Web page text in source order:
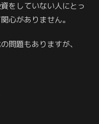
をしていない人にとっ
心がありません。
問題もありますが、